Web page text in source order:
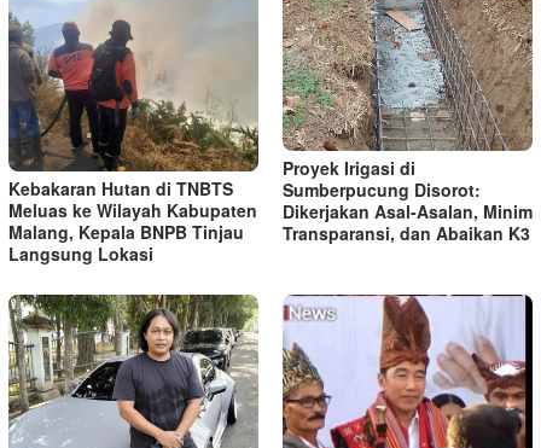
Kebakaran Hutan di TNBTS
Meluas ke Wilayah Kabupaten
Malang, Kepala BNPB Tinjau
Langsung Lokasi
Proyek Irigasi di
Sumberpucung Disorot:
Dikerjakan Asal-Asalan, Minim
Transparansi, dan Abaikan K3